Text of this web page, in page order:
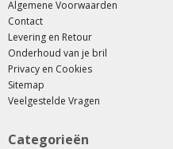
Algemene Voorwaarden
Contact
Levering en Retour
Onderhoud van je bril
Privacy en Cookies
Sitemap
Veelgestelde Vragen
Categorieën